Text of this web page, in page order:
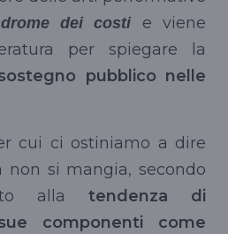
dei costi e viene
per spiegare la
pubblico nelle
cui ci ostiniamo a dire
non si mangia, secondo
alla tendenza di
componenti come